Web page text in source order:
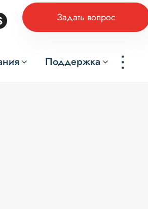
Задать вопрос
Поддержка ...